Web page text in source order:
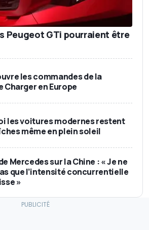
Peugeot GTi pourraient être
les commandes de la
Charger en Europe
les voitures modernes restent
même en plein soleil
Mercedes sur la Chine : « Je ne
que l’intensité concurrentielle
»